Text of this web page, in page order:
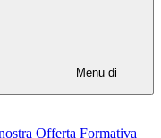
Menu di
Offerta Formativa